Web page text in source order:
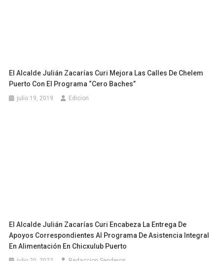
El Alcalde Julián Zacarías Curi Mejora Las Calles De Chelem
Puerto Con El Programa “Cero Baches”
julio 19, 2019 Edicion
El Alcalde Julián Zacarías Curi Encabeza La Entrega De
Apoyos Correspondientes Al Programa De Asistencia Integral
En Alimentación En Chicxulub Puerto